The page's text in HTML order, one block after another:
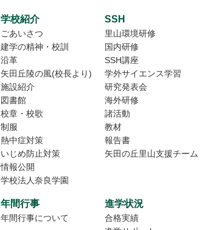
学校紹介
ごあいさつ
建学の精神・校訓
沿革
矢田丘陵の風(校長より)
施設紹介
図書館
校章・校歌
制服
熱中症対策
いじめ防止対策
情報公開
学校法人奈良学園
SSH
里山環境研修
国内研修
SSH講座
学外サイエンス学習
研究発表会
海外研修
諸活動
教材
報告書
矢田の丘里山支援チーム
年間行事
年間行事について
進学状況
合格実績